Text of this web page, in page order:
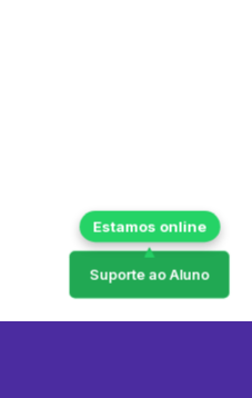
Suporte ao Aluno